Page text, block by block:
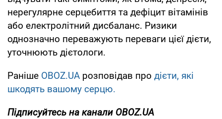
нерегулярне серцебиття та дефіцит вітамінів
або електролітний дисбаланс. Ризики
однозначно переважують переваги цієї дієти,
уточнюють дієтологи.
Раніше OBOZ.UA розповідав про дієти, які
шкодять вашому серцю.
Підписуйтесь на канали OBOZ.UA